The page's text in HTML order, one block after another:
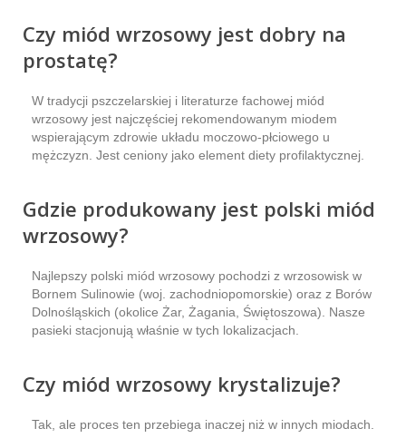
Czy miód wrzosowy jest dobry na
prostatę?
W tradycji pszczelarskiej i literaturze fachowej miód
wrzosowy jest najczęściej rekomendowanym miodem
wspierającym zdrowie układu moczowo-płciowego u
mężczyzn. Jest ceniony jako element diety profilaktycznej.
Gdzie produkowany jest polski miód
wrzosowy?
Najlepszy polski miód wrzosowy pochodzi z wrzosowisk w
Bornem Sulinowie (woj. zachodniopomorskie) oraz z Borów
Dolnośląskich (okolice Żar, Żagania, Świętoszowa). Nasze
pasieki stacjonują właśnie w tych lokalizacjach.
Czy miód wrzosowy krystalizuje?
Tak, ale proces ten przebiega inaczej niż w innych miodach.